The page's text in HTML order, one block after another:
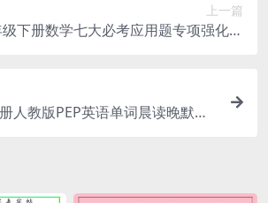
上一篇
下册数学七大必考应用题专项强化练
人教版PEP英语单词晨读晚默小